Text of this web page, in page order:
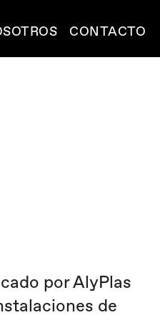
CONTACTO
por AlyPlas
de